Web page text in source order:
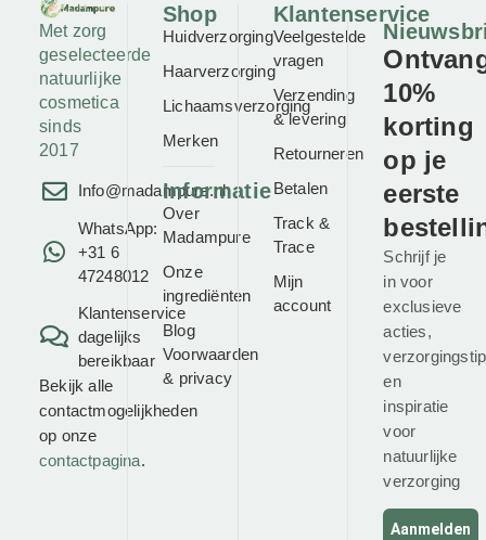
Met zorg
geselecteerde
natuurlijke
cosmetica
sinds
2017
Info@madampure.nl
WhatsApp:
+31 6
47248012
Klantenservice
dagelijks
bereikbaar
Bekijk alle
contactmogelijkheden
op onze
contactpagina.
Shop
Huidverzorging
Haarverzorging
Lichaamsverzorging
Merken
Informatie
Over
Madampure
Onze
ingrediënten
Blog
Voorwaarden
& privacy
Klantenservice
Veelgestelde
vragen
Verzending
& levering
Retourneren
Betalen
Track &
Trace
Mijn
account
10%
korting
op je
eerste
Schrijf je
in voor
exclusieve
acties,
en
inspiratie
voor
natuurlijke
verzorging
Aanmelden